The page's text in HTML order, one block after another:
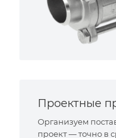
Проектные
Организуем
проект — точно в